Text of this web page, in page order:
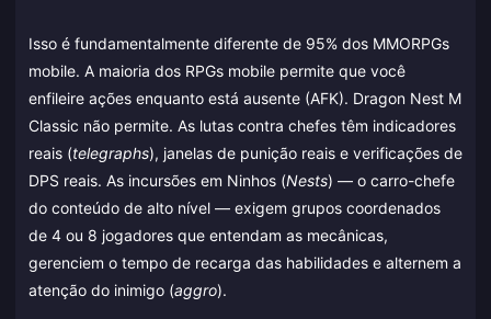
Isso é fundamentalmente diferente de 95% dos MMORPGs
mobile. A maioria dos RPGs mobile permite que você
enfileire ações enquanto está ausente (AFK). Dragon Nest M
Classic não permite. As lutas contra chefes têm indicadores
reais (telegraphs), janelas de punição reais e verificações de
DPS reais. As incursões em Ninhos (Nests) — o carro-chefe
do conteúdo de alto nível — exigem grupos coordenados
de 4 ou 8 jogadores que entendam as mecânicas,
gerenciem o tempo de recarga das habilidades e alternem a
atenção do inimigo (aggro).